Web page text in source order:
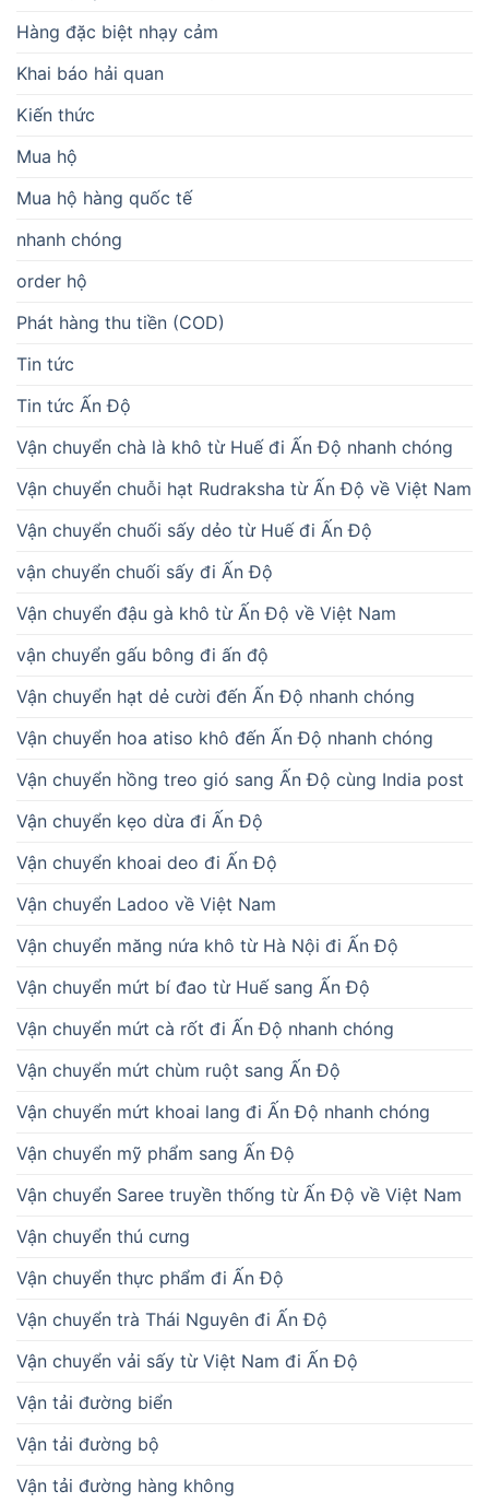
Hàng đặc biệt nhạy cảm
Khai báo hải quan
Kiến thức
Mua hộ
Mua hộ hàng quốc tế
nhanh chóng
order hộ
Phát hàng thu tiền (COD)
Tin tức
Tin tức Ấn Độ
Vận chuyển chà là khô từ Huế đi Ấn Độ nhanh chóng
Vận chuyển chuỗi hạt Rudraksha từ Ấn Độ về Việt Nam
Vận chuyển chuối sấy dẻo từ Huế đi Ấn Độ
vận chuyển chuối sấy đi Ấn Độ
Vận chuyển đậu gà khô từ Ấn Độ về Việt Nam
vận chuyển gấu bông đi ấn độ
Vận chuyển hạt dẻ cười đến Ấn Độ nhanh chóng
Vận chuyển hoa atiso khô đến Ấn Độ nhanh chóng
Vận chuyển hồng treo gió sang Ấn Độ cùng India post
Vận chuyển kẹo dừa đi Ấn Độ
Vận chuyển khoai deo đi Ấn Độ
Vận chuyển Ladoo về Việt Nam
Vận chuyển măng nứa khô từ Hà Nội đi Ấn Độ
Vận chuyển mứt bí đao từ Huế sang Ấn Độ
Vận chuyển mứt cà rốt đi Ấn Độ nhanh chóng
Vận chuyển mứt chùm ruột sang Ấn Độ
Vận chuyển mứt khoai lang đi Ấn Độ nhanh chóng
Vận chuyển mỹ phẩm sang Ấn Độ
Vận chuyển Saree truyền thống từ Ấn Độ về Việt Nam
Vận chuyển thú cưng
Vận chuyển thực phẩm đi Ấn Độ
Vận chuyển trà Thái Nguyên đi Ấn Độ
Vận chuyển vải sấy từ Việt Nam đi Ấn Độ
Vận tải đường biển
Vận tải đường bộ
Vận tải đường hàng không